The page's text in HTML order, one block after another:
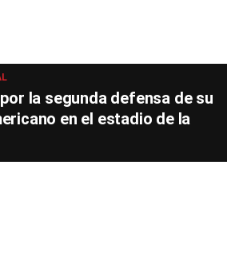
la segunda defensa de su
en el estadio de la